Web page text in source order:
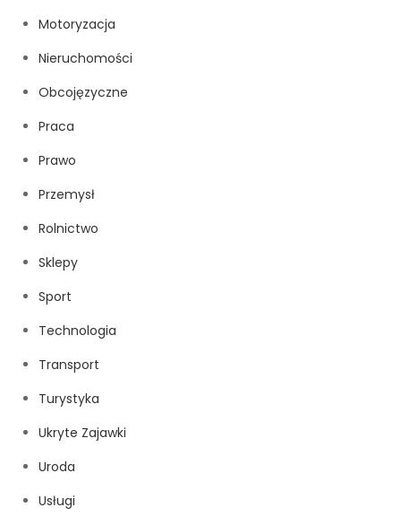
Motoryzacja
Nieruchomości
Obcojęzyczne
Praca
Prawo
Przemysł
Rolnictwo
Sklepy
Sport
Technologia
Transport
Turystyka
Ukryte Zajawki
Uroda
Usługi